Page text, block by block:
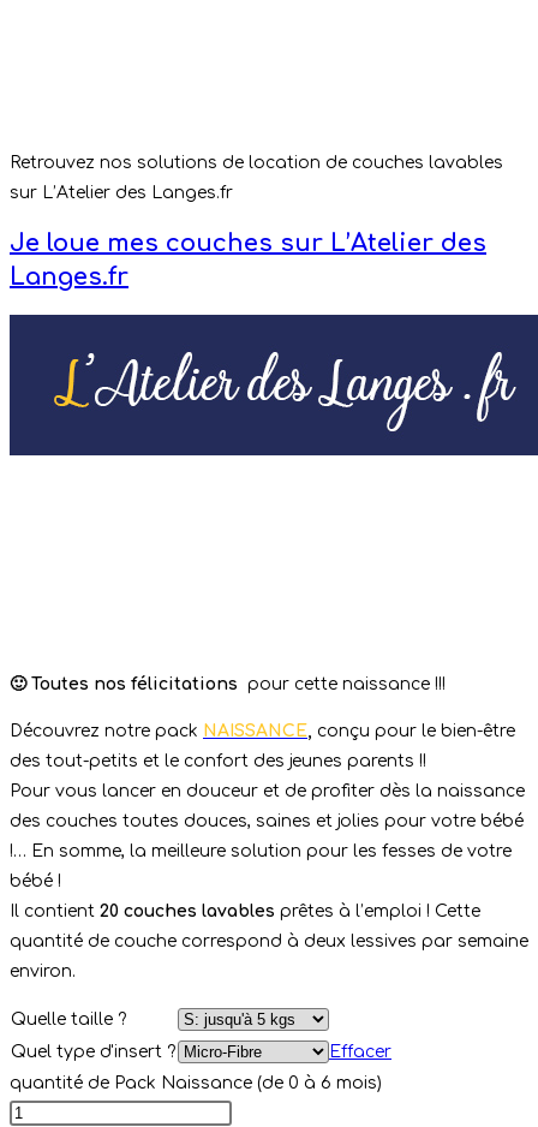
Retrouvez nos solutions de location de couches lavables
sur L’Atelier des Langes.fr
Je loue mes couches sur L’Atelier des
Langes.fr
🙂 Toutes nos félicitations pour cette naissance !!!
Découvrez notre pack NAISSANCE conçu pour le bien-être
des tout-petits et le confort des jeunes parents !!
Pour vous lancer en douceur et de profiter dès la naissance
des couches toutes douces, saines et jolies pour votre bébé
!… En somme, la meilleure solution pour les fesses de votre
bébé !
Il contient 20 couches lavables prêtes à l’emploi ! Cette
quantité de couche correspond à deux lessives par semaine
environ.
Quelle taille ?
Quel type d'insert ?
Effacer
quantité de Pack Naissance (de 0 à 6 mois)